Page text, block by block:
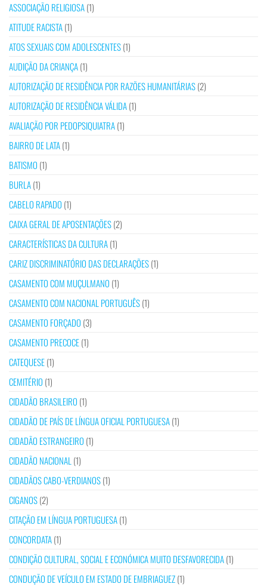
ASSOCIAÇÃO RELIGIOSA(1)
ATITUDE RACISTA(1)
ATOS SEXUAIS COM ADOLESCENTES(1)
AUDIÇÃO DA CRIANÇA(1)
AUTORIZAÇÃO DE RESIDÊNCIA POR RAZÕES HUMANITÁRIAS(2)
AUTORIZAÇÃO DE RESIDÊNCIA VÁLIDA(1)
AVALIAÇÃO POR PEDOPSIQUIATRA(1)
BAIRRO DE LATA(1)
BATISMO (1)
BURLA(1)
CABELO RAPADO (1)
CAIXA GERAL DE APOSENTAÇÕES(2)
CARACTERÍSTICAS DA CULTURA(1)
CARIZ DISCRIMINATÓRIO DAS DECLARAÇÕES(1)
CASAMENTO COM MUÇULMANO (1)
CASAMENTO COM NACIONAL PORTUGUÊS(1)
CASAMENTO FORÇADO (3)
CASAMENTO PRECOCE(1)
CATEQUESE(1)
CEMITÉRIO (1)
CIDADÃO BRASILEIRO (1)
CIDADÃO DE PAÍS DE LÍNGUA OFICIAL PORTUGUESA(1)
CIDADÃO ESTRANGEIRO (1)
CIDADÃO NACIONAL (1)
CIDADÃOS CABO-VERDIANOS(1)
CIGANOS(2)
CITAÇÃO EM LÍNGUA PORTUGUESA(1)
CONCORDATA(1)
CONDIÇÃO CULTURAL, SOCIAL E ECONÓMICA MUITO DESFAVORECIDA(1)
CONDUÇÃO DE VEÍCULO EM ESTADO DE EMBRIAGUEZ(1)